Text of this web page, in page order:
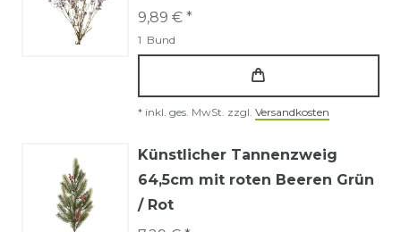
9,89 € *
1 Bund
* inkl. ges. MwSt. zzgl. Versandkosten
Künstlicher Tannenzweig
64,5cm mit roten Beeren Grün
/ Rot